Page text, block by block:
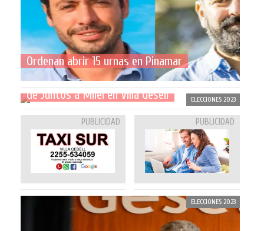
Ordenan abrir 15 urnas en Pinamar
ELECCIONES 2023
Cómo fue la transferencia de votos
de Juntos a Milei en Villa Gesell
PUBLICIDAD PUBLICIDAD
ELECCIONES 2023